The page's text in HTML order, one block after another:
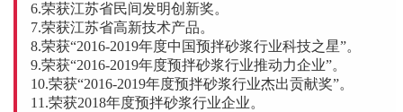
6.荣获江苏省民间发明创新奖。
7.荣获江苏省高新技术产品。
8.荣获“2016-2019年度中国预拌砂浆行业科技之星”。
9.荣获“2016-2019年度预拌砂浆行业推动力企业”。
10.荣获“2016-2019年度预拌砂浆行业杰出贡献奖”。
11.荣获2018年度预拌砂浆行业企业。